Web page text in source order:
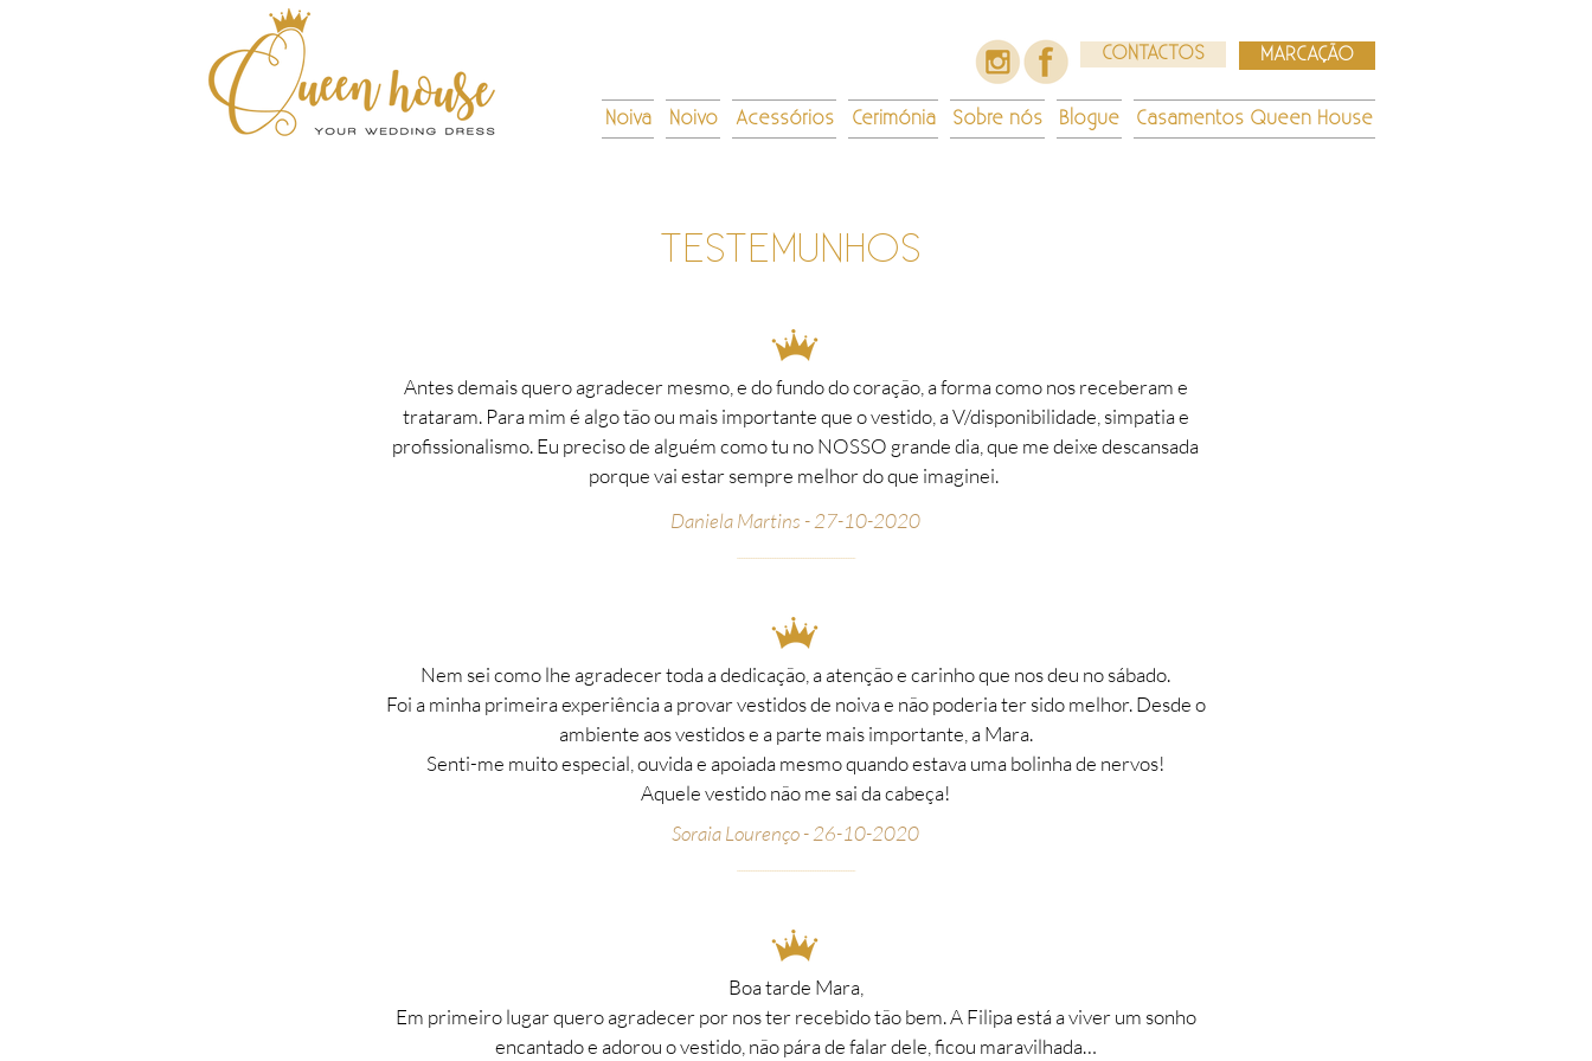
CONTACTOS MARCAÇÃO
Noiva Noivo Acessórios Cerimónia Sobre nós Blogue Casamentos Queen House
TESTEMUNHOS
Antes demais quero agradecer mesmo, e do fundo do coração, a forma como nos receberam e
trataram. Para mim é algo tão ou mais importante que o vestido, a V/disponibilidade, simpatia e
profissionalismo. Eu preciso de alguém como tu no NOSSO grande dia, que me deixe descansada
porque vai estar sempre melhor do que imaginei.
Daniela Martins - 27-10-2020
Nem sei como lhe agradecer toda a dedicação, a atenção e carinho que nos deu no sábado.
Foi a minha primeira experiência a provar vestidos de noiva e não poderia ter sido melhor. Desde o
ambiente aos vestidos e a parte mais importante, a Mara.
Senti-me muito especial, ouvida e apoiada mesmo quando estava uma bolinha de nervos!
Aquele vestido não me sai da cabeça!
Soraia Lourenço - 26-10-2020
Boa tarde Mara,
Em primeiro lugar quero agradecer por nos ter recebido tão bem. A Filipa está a viver um sonho
encantado e adorou o vestido, não pára de falar dele, ficou maravilhada…